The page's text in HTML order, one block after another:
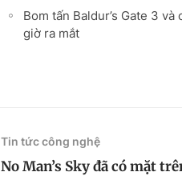
Bom tấn Baldur’s Gate 3
giờ ra mắt
Tin tức công nghệ
No Man’s Sky đã có mặt